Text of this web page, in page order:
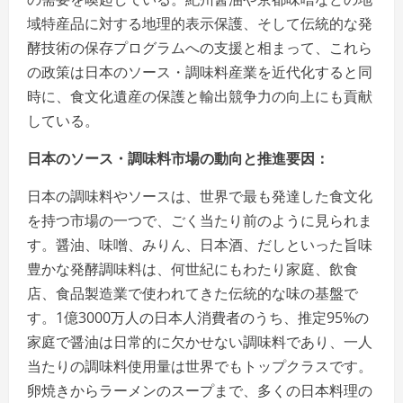
域特産品に対する地理的表示保護、そして伝統的な発
酵技術の保存プログラムへの支援と相まって、これら
の政策は日本のソース・調味料産業を近代化すると同
時に、食文化遺産の保護と輸出競争力の向上にも貢献
している。
日本のソース・調味料市場の動向と推進要因：
日本の調味料やソースは、世界で最も発達した食文化
を持つ市場の一つで、ごく当たり前のように見られま
す。醤油、味噌、みりん、日本酒、だしといった旨味
豊かな発酵調味料は、何世紀にもわたり家庭、飲食
店、食品製造業で使われてきた伝統的な味の基盤で
す。1億3000万人の日本人消費者のうち、推定95%の
家庭で醤油は日常的に欠かせない調味料であり、一人
当たりの調味料使用量は世界でもトップクラスです。
卵焼きからラーメンのスープまで、多くの日本料理の